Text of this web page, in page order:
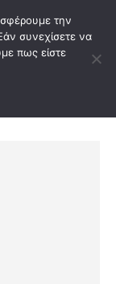
την
συνεχίσετε να
πως είστε